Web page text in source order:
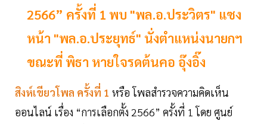
2566” ครั้งที่ 1 พบ "พล.อ.ประวิตร" แซง
หน้า "พล.อ.ประยุทธ์" นั่งตำแหน่งนายกฯ
ขณะที่ พิธา หายใจรดต้นคอ อุ๊งอิ๊ง
สิงห์เขียวโพล ครั้งที่ 1 หรือ โพลสำรวจความคิดเห็น
ออนไลน์ เรื่อง “การเลือกตั้ง 2566” ครั้งที่ 1 โดย ศูนย์